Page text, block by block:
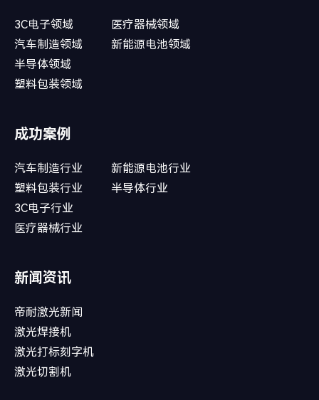
3C电子领域
汽车制造领域
半导体领域
塑料包装领域
医疗器械领域
新能源电池领域
成功案例
汽车制造行业
塑料包装行业
3C电子行业
医疗器械行业
新能源电池行业
半导体行业
新闻资讯
帝耐激光新闻
激光焊接机
激光打标刻字机
激光切割机